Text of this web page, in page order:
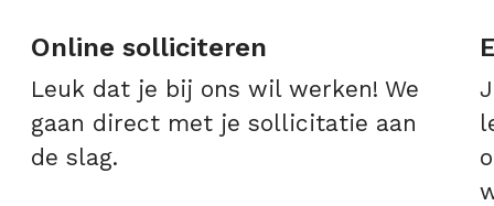
Online solliciteren
Leuk dat je bij ons wil werken! We
gaan direct met je sollicitatie aan
de slag.